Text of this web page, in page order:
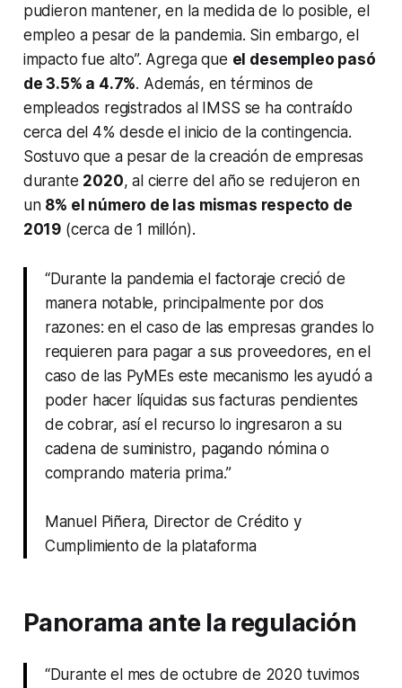
pudieron mantener, en la medida de lo posible, el
empleo a pesar de la pandemia. Sin embargo, el
impacto fue alto”. Agrega que el desempleo pasó
de 3.5% a 4.7%. Además, en términos de
empleados registrados al IMSS se ha contraído
cerca del 4% desde el inicio de la contingencia.
Sostuvo que a pesar de la creación de empresas
durante 2020, al cierre del año se redujeron en
un 8% el número de las mismas respecto de
2019 (cerca de 1 millón).
“Durante la pandemia el factoraje creció de
manera notable, principalmente por dos
razones: en el caso de las empresas grandes lo
requieren para pagar a sus proveedores, en el
caso de las PyMEs este mecanismo les ayudó a
poder hacer líquidas sus facturas pendientes
de cobrar, así el recurso lo ingresaron a su
cadena de suministro, pagando nómina o
comprando materia prima.”
Manuel Piñera, Director de Crédito y
Cumplimiento de la plataforma
Panorama ante la regulación
“Durante el mes de octubre de 2020 tuvimos